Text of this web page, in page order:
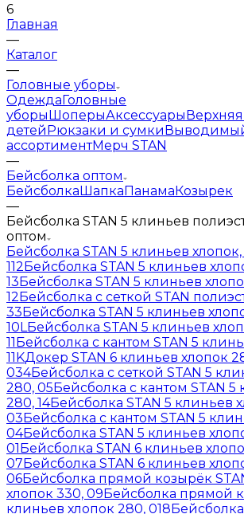
6
Главная
—
Каталог
—
Головные уборы
ОдеждаГоловные
уборыШоперыАксессуары
детейРюкзаки и сумки
ассортиментМерч STAN
—
Бейсболка оптом
БейсболкаШапкаПанамаКозырек
—
Бейсболка STAN 5 клиньев
оптом
Бейсболка STAN 5 клиньев хлопок,
112Бейсболка STAN 5 клиньев
13Бейсболка STAN 5 клиньев
12Бейсболка с сеткой STAN
33Бейсболка STAN 5 клиньев
10L Бейсболка STAN 5 клиньев
11Бейсболка с кантом STAN 5
11KДокер STAN 6 клиньев хлопок
034Бейсболка с сеткой STAN 5
280, 05Бейсболка с кантом STAN 5
280, 14Бейсболка STAN 5 клиньев
03Бейсболка с кантом STAN 5
04Бейсболка STAN 5 клиньев
01Бейсболка STAN 6 клиньев
07Бейсболка STAN 6 клиньев
06Бейсболка прямой козырёк
хлопок 330, 09Бейсболка прямой
клиньев хлопок 280, 018